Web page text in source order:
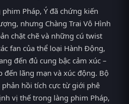
Pháp, Ý đã chứng kiến
nhưng Chàng Trai Vô Hình
chặt chẽ và những cú twist
fan của thể loại Hành Động,
đến đủ cung bậc cảm xúc –
đến lãng mạn và xúc động. Bộ
hồi tích cực từ giới phê
vị thế trong làng phim Pháp,